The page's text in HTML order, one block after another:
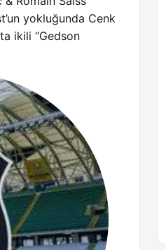
yokluğunda Cenk
ikili “Gedson